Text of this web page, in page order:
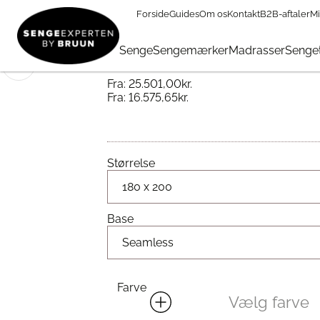
ForsideGuidesOm osKontaktB2B-aftaler
SengeSengemærkerMadrasser
Sengemærker → Jensen Beds → Jensen Diplomat →
Jensen Diplomat
Fra: 25.501,00kr.
Fra: 16.575,65kr.
Størrelse
Base
Farve
Vælg farve